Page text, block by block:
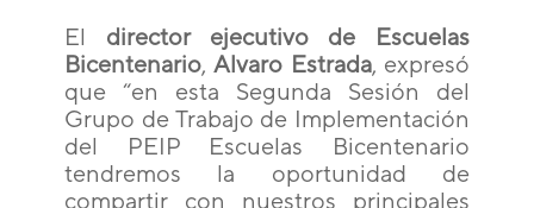
El director ejecutivo de Escuelas
Bicentenario,Alvaro Estrada, expresó
que “en esta Segunda Sesión del
Grupo de Trabajo de Implementación
del PEIP Escuelas Bicentenario
tendremos la oportunidad de
compartir con nuestros principales